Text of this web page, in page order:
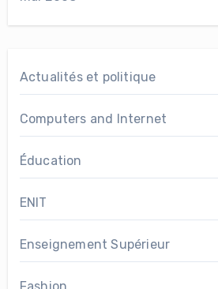
Actualités et politique
Computers and Internet
Éducation
ENIT
Enseignement Supérieur
Fashion